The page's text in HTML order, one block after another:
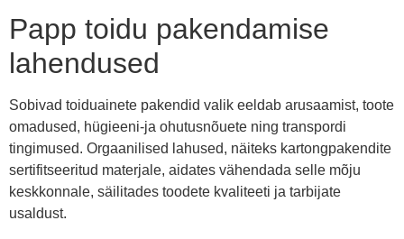
Papp toidu pakendamise
lahendused
Sobivad toiduainete pakendid valik eeldab arusaamist, toote
omadused, hügieeni-ja ohutusnõuete ning transpordi
tingimused. Orgaanilised lahused, näiteks kartongpakendite
sertifitseeritud materjale, aidates vähendada selle mõju
keskkonnale, säilitades toodete kvaliteeti ja tarbijate
usaldust.